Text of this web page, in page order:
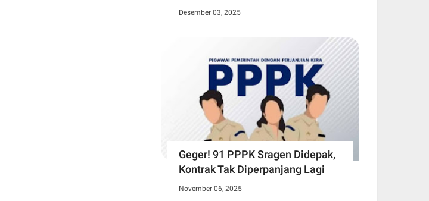
Desember 03, 2025
Geger! 91 PPPK Sragen Didepak,
Kontrak Tak Diperpanjang Lagi
November 06, 2025